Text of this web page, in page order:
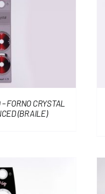
FORNO CRYSTAL
(BRAILE)